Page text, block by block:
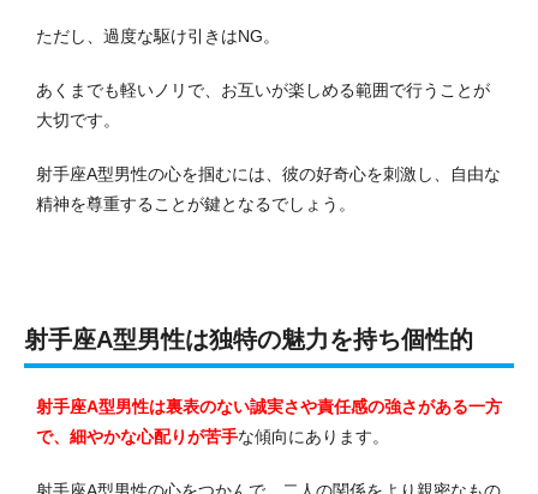
ただし、過度な駆け引きはNG。
あくまでも軽いノリで、お互いが楽しめる範囲で行うことが
大切です。
射手座A型男性の心を掴むには、彼の好奇心を刺激し、自由な
精神を尊重することが鍵となるでしょう。
射手座A型男性は独特の魅力を持ち個性的
射手座A型男性は裏表のない誠実さや責任感の強さがある一方
で、細やかな心配りが苦手な傾向にあります。
射手座A型男性の心をつかんで、二人の関係をより親密なもの